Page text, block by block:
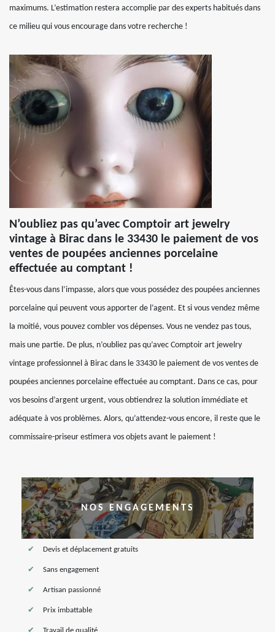
maximums. L’estimation restera accomplie par des experts habitués dans
ce milieu qui vous encourage dans votre recherche !
N’oubliez pas qu’avec Comptoir art jewelry
vintage à Birac dans le 33430 le paiement de vos
ventes de poupées anciennes porcelaine
effectuée au comptant !
Êtes-vous dans l’impasse, alors que vous possédez des poupées anciennes
porcelaine qui peuvent vous apporter de l’agent. Et si vous vendez même
la moitié, vous pouvez combler vos dépenses. Vous ne vendez pas tous,
mais une partie. De plus, n’oubliez pas qu’avec Comptoir art jewelry
vintage professionnel à Birac dans le 33430 le paiement de vos ventes de
poupées anciennes porcelaine effectuée au comptant. Dans ce cas, pour
vos besoins d’argent urgent, vous obtiendrez la solution immédiate et
adéquate à vos problèmes. Alors, qu’attendez-vous encore, il reste que le
commissaire-priseur estimera vos objets avant le paiement !
NOS ENGAGEMENTS
Devis et déplacement gratuits
Sans engagement
Artisan passionné
Prix imbattable